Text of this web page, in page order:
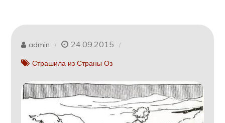
admin 24.09.2015
Страшила из Страны Оз